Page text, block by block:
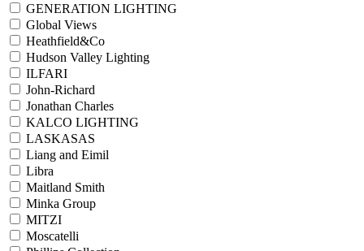
GENERATION LIGHTING
Global Views
Heathfield&Co
Hudson Valley Lighting
ILFARI
John-Richard
Jonathan Charles
KALCO LIGHTING
LASKASAS
Liang and Eimil
Libra
Maitland Smith
Minka Group
MITZI
Moscatelli